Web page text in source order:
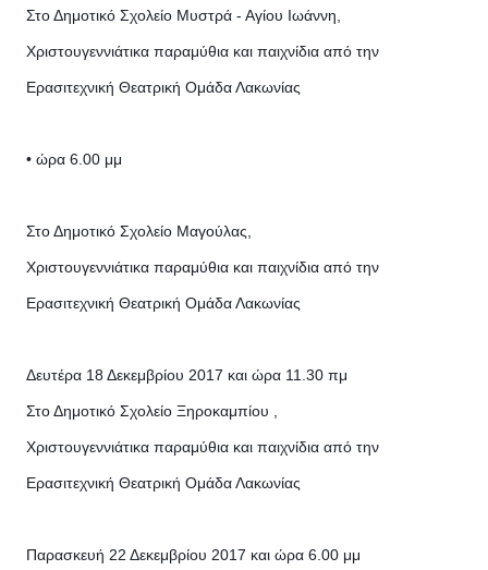
Στο Δημοτικό Σχολείο Μυστρά - Αγίου Ιωάννη,
Χριστουγεννιάτικα παραμύθια και παιχνίδια από την
Ερασιτεχνική Θεατρική Ομάδα Λακωνίας
• ώρα 6.00 μμ
Στο Δημοτικό Σχολείο Μαγούλας,
Χριστουγεννιάτικα παραμύθια και παιχνίδια από την
Ερασιτεχνική Θεατρική Ομάδα Λακωνίας
Δευτέρα 18 Δεκεμβρίου 2017 και ώρα 11.30 πμ
Στο Δημοτικό Σχολείο Ξηροκαμπίου ,
Χριστουγεννιάτικα παραμύθια και παιχνίδια από την
Ερασιτεχνική Θεατρική Ομάδα Λακωνίας
Παρασκευή 22 Δεκεμβρίου 2017 και ώρα 6.00 μμ